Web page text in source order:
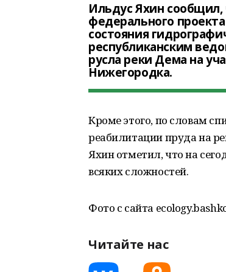
Ильдус Яхин сообщил,
федерального
состояния
республиканским
русла реки Дема на
Нижегородка.
Кроме этого, по словам
реабилитации пруда на
Яхин отметил, что на
всяких сложностей.
Фото с сайта
Читайте нас